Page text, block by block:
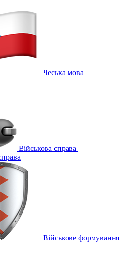
Чеська мова
Військова справа
Військове формування